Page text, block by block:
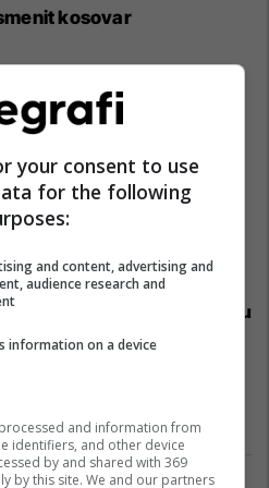
kosovar
i vogël i Yamalit është sërish
e rrjeteve sociale -
vëmendjen pas finales së
së Botës
e as Yamal – zbulohet
i ri për Topin e Artë
Reklamo këtu
your consent to use
for the following
and content, advertising and
audience research and
information on a device
and information from
identifiers, and other device
by and shared with 369
by this site. We and our partners